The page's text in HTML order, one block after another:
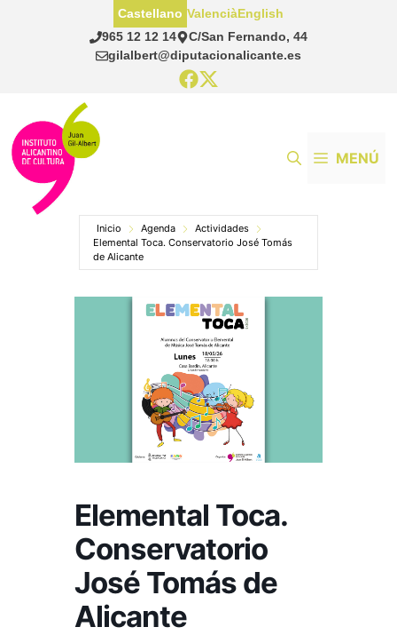
965 12 12 14
C/San Fernando, 44
gilalbert@diputacionalicante.es
Castellano ValenciàEnglish
MENÚ
Inicio Agenda
Actividades
Elemental Toca. Conservatorio José Tomás
de Alicante
Elemental Toca.
Conservatorio
José Tomás de
Alicante